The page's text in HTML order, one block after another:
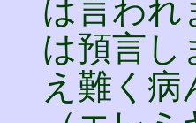
は言われ
は預言し
え難く